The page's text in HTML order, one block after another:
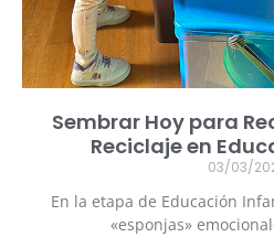
Sembrar Hoy para
Reciclaje en
03/03/
En la etapa de Educación
«esponjas»